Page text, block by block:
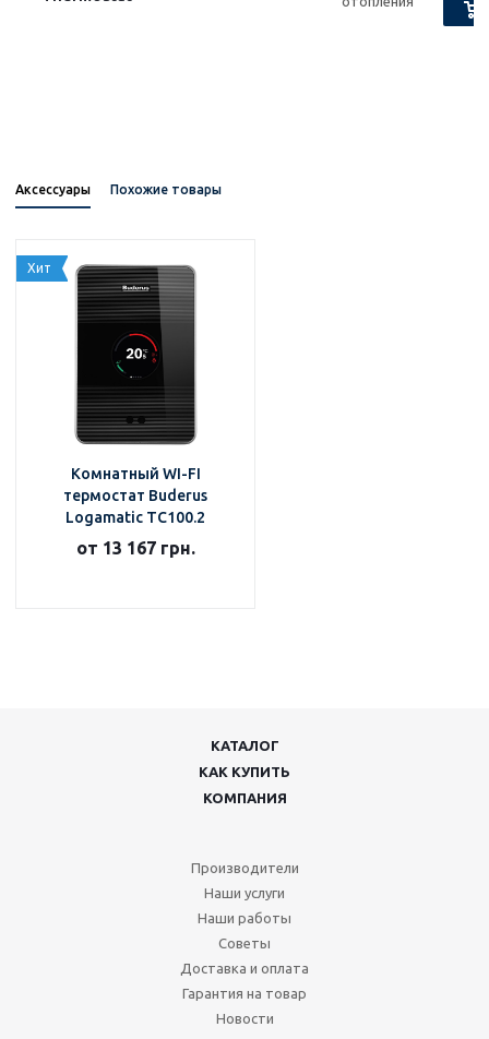
Аксессуары Похожие товары
Хит
Комнатный WI-FI
термостат Buderus
Logamatic TC100.2
от 13 167 грн.
КАТАЛОГ
КАК КУПИТЬ
КОМПАНИЯ
Производители
Наши услуги
Наши работы
Советы
Доставка и оплата
Гарантия на товар
Новости